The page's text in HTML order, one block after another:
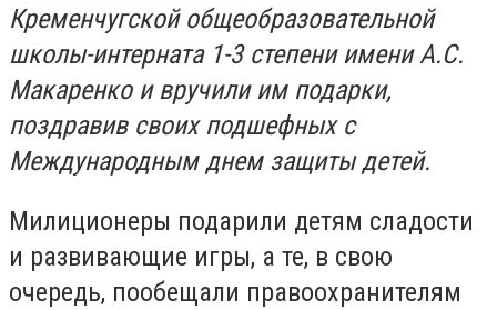
Кременчугской общеобразовательной
школы-интерната 1-3 степени имени А.С.
Макаренко и вручили им подарки,
поздравив своих подшефных с
Международным днем защиты детей.
Милиционеры подарили детям сладости
и развивающие игры, а те, в свою
очередь, пообещали правоохранителям